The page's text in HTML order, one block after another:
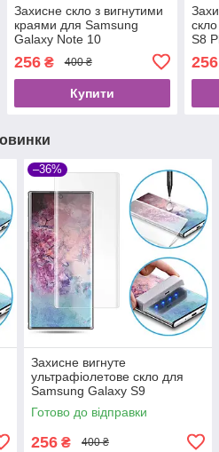
Захисне скло з вигнутими
краями для Samsung
Galaxy Note 10
256₴ 400 ₴
Купити
S8
256
–36%
Захисне вигнуте
ультрафіолетове скло для
Samsung Galaxy S9
Готово до відправки
256 ₴ 400 ₴